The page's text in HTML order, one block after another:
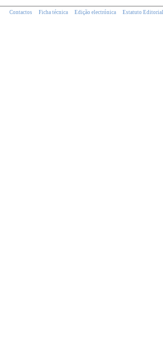
Contactos Ficha técnica Edição electrónica Estatuto Editorial